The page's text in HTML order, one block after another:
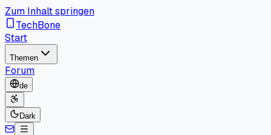
Zum Inhalt springen
TechBone
Start
Themen
Forum
de
Dark